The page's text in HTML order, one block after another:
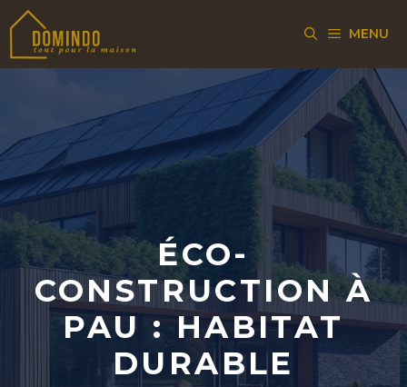
Aller
contenu
MENU
ÉCO-
CONSTRUCTION À
PAU : HABITAT
DURABLE